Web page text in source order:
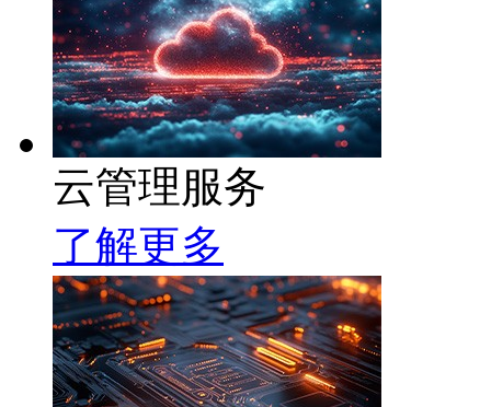
云管理服务
了解更多